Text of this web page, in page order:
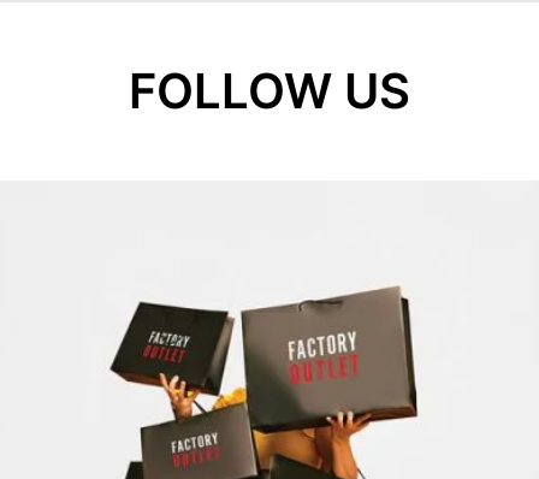
FOLLOW US